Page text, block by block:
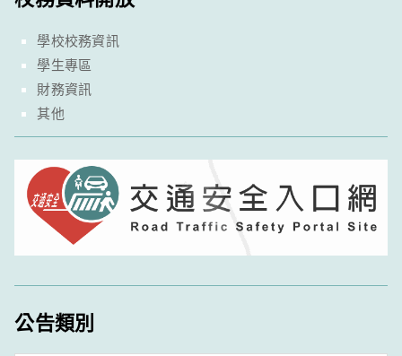
學校校務資訊
學生專區
財務資訊
其他
公告類別